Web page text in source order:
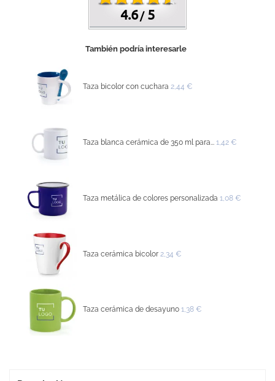
4.6 /5
También podría interesarle
Taza bicolor con cuchara 2,44 €
Taza blanca cerámica de 350 ml para... 1,42 €
Taza metálica de colores personalizada 1,08 €
Taza cerámica bicolor 2,34 €
Taza cerámica de desayuno 1,38 €